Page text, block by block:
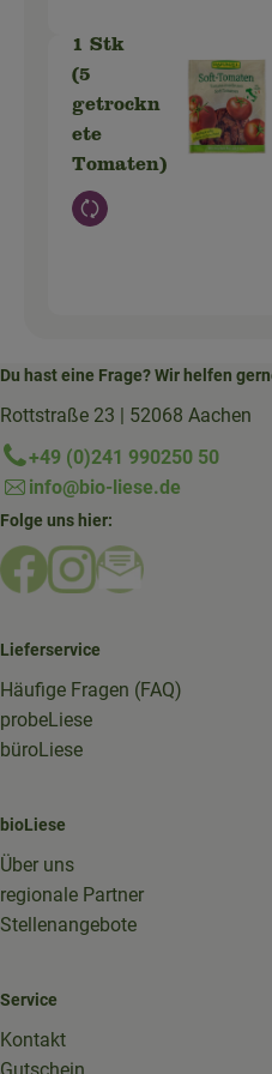
1 Stk
(5
getrockn
ete
Tomaten)
Auswahl ändern
Du hast eine Frage? Wir helfen
Rottstraße 23 | 52068 Aachen
+49 (0)241 990250 50
info@bio-liese.de
Folge uns hier:
Externer Link zu https://
Externer Link zu
Externer Link
Lieferservice
Häufige Fragen (FAQ)
probeLiese
büroLiese
bioLiese
Über uns
regionale Partner
Stellenangebote
Service
Kontakt